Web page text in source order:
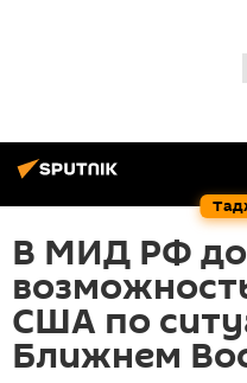
В МИД РФ
США по
Ближнем